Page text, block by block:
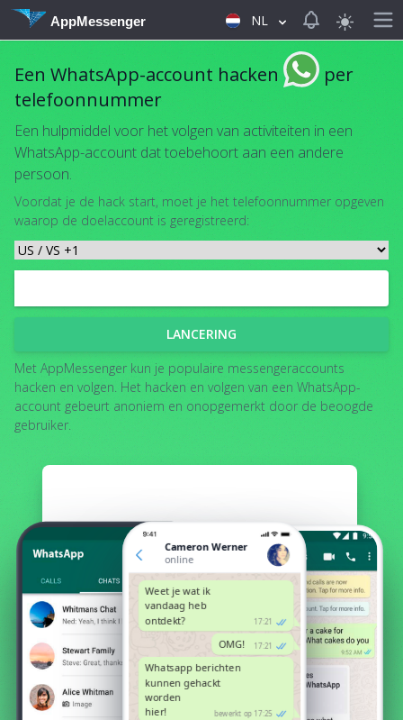
AppMessenger NL View
Een WhatsApp-account hacken
per
telefoonnummer
Een hulpmiddel voor het volgen van activiteiten in een
WhatsApp-account dat toebehoort aan een andere
persoon.
Voordat je de hack start, moet je het telefoonnummer opgeven
waarop de doelaccount is geregistreerd:
LANCERING
Met AppMessenger kun je populaire messengeraccounts
hacken en volgen. Het hacken en volgen van een WhatsApp-
account gebeurt anoniem en onopgemerkt door de beoogde
gebruiker.
Cameron Werner
online
17:21
Weet je wat ik
vandaag heb
ontdekt?
17:21
OMG!
bewerkt op 17:25
Whatsapp berichten
kunnen gehackt
worden
hier!